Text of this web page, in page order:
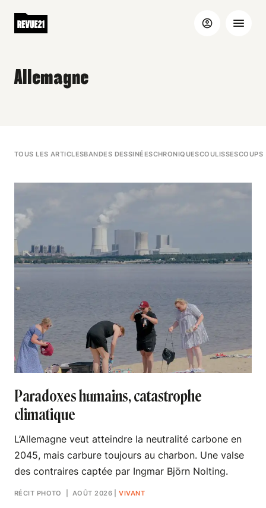
Allemagne
TOUS LES ARTICLESBANDES DESSINÉESCHRONIQUESCOULISSESCOUPS
Paradoxes humains, catastrophe
climatique
L’Allemagne veut atteindre la neutralité carbone en
2045, mais carbure toujours au charbon. Une valse
des contraires captée par Ingmar Björn Nolting.
RÉCIT PHOTO | AOÛT 2026 |VIVANT